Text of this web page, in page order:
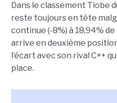
Dans le classement Tiobe
reste toujours en tête
continue (-8%) à 18,94%
arrive en deuxième
l’écart avec son rival C++
place.